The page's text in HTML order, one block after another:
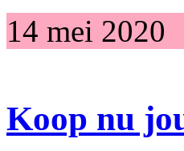
14 mei 2020
Koop nu